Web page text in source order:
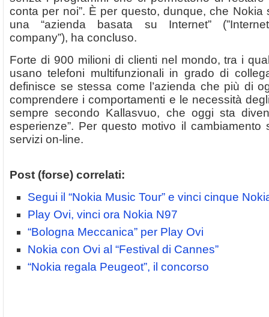
conta per noi”. È per questo, dunque, che Nokia
una “azienda basata su Internet”
company”), ha concluso.
Forte di 900 milioni di clienti nel mondo, tra i
usano telefoni multifunzionali in grado di
definisce se stessa come l’azienda che più di
comprendere i comportamenti e le necessità
sempre secondo Kallasvuo, che oggi sta
esperienze”. Per questo motivo il cambiamento
servizi on-line.
Post (forse) correlati:
Segui il “Nokia Music Tour” e vinci cinque
Play Ovi, vinci ora Nokia N97
“Bologna Meccanica” per Play Ovi
Nokia con Ovi al “Festival di Cannes”
“Nokia regala Peugeot”, il concorso